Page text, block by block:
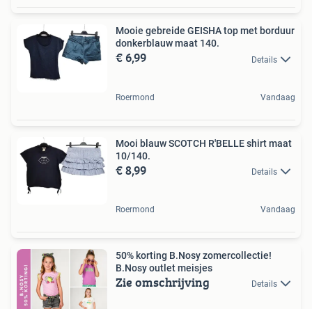
Mooie gebreide GEISHA top met borduur
donkerblauw maat 140.
€ 6,99 Details
Roermond Vandaag
Mooi blauw SCOTCH R'BELLE shirt maat
10/140.
€ 8,99 Details
Roermond Vandaag
50% korting B.Nosy zomercollectie!
B.Nosy outlet meisjes
Zie omschrijving Details